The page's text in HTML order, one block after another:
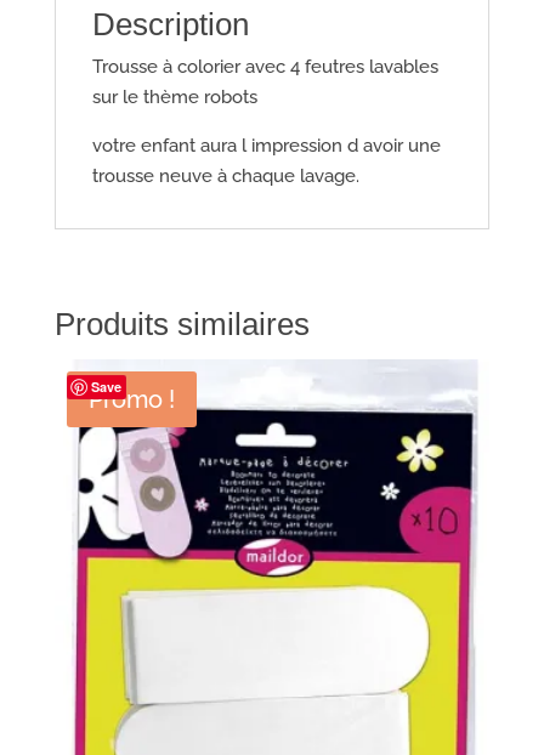
Description
Trousse à colorier avec 4 feutres lavables
sur le thème robots
votre enfant aura l impression d avoir une
trousse neuve à chaque lavage.
Produits similaires
Save
Promo !